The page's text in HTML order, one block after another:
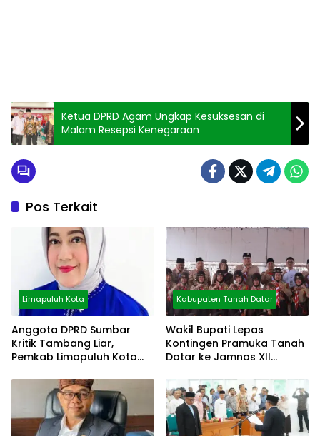
Ketua DPRD Agam Ungkap Kesuksesan di
Malam Resepsi Kenegaraan
Pos Terkait
Limapuluh Kota
Anggota DPRD Sumbar
Kritik Tambang Liar,
Pemkab Limapuluh Kota
Kabupaten Tanah Datar
Wakil Bupati Lepas
Kontingen Pramuka Tanah
Datar ke Jamnas XII